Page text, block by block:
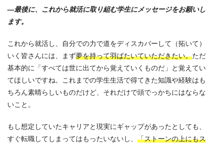
—最後に、これから就活に取り組む学生にメッセージをお願いし
ます。
これから就活し、自分での力で道をディスカバーして（拓いて）
いく皆さんには、まず夢を持って羽ばたいていただきたい。ただ
基本的に「すべては世に出てから覚えていくものだ」と覚えてい
てほしいですね。これまでの学生生活で得てきた知識や経験はも
ちろん素晴らしいものだけど、それだけで頭でっかちにはならな
いこと。
もし想定していたキャリアと現実にギャップがあったとしても、
すぐ転職してしまってはもったいないし、 「ストーンの上にもス